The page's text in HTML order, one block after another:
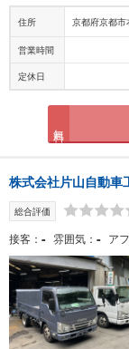
住所 京都府京都
営業時間
定休日
株式会社片山自動車
総合評価
接客 - 雰囲気 - ア